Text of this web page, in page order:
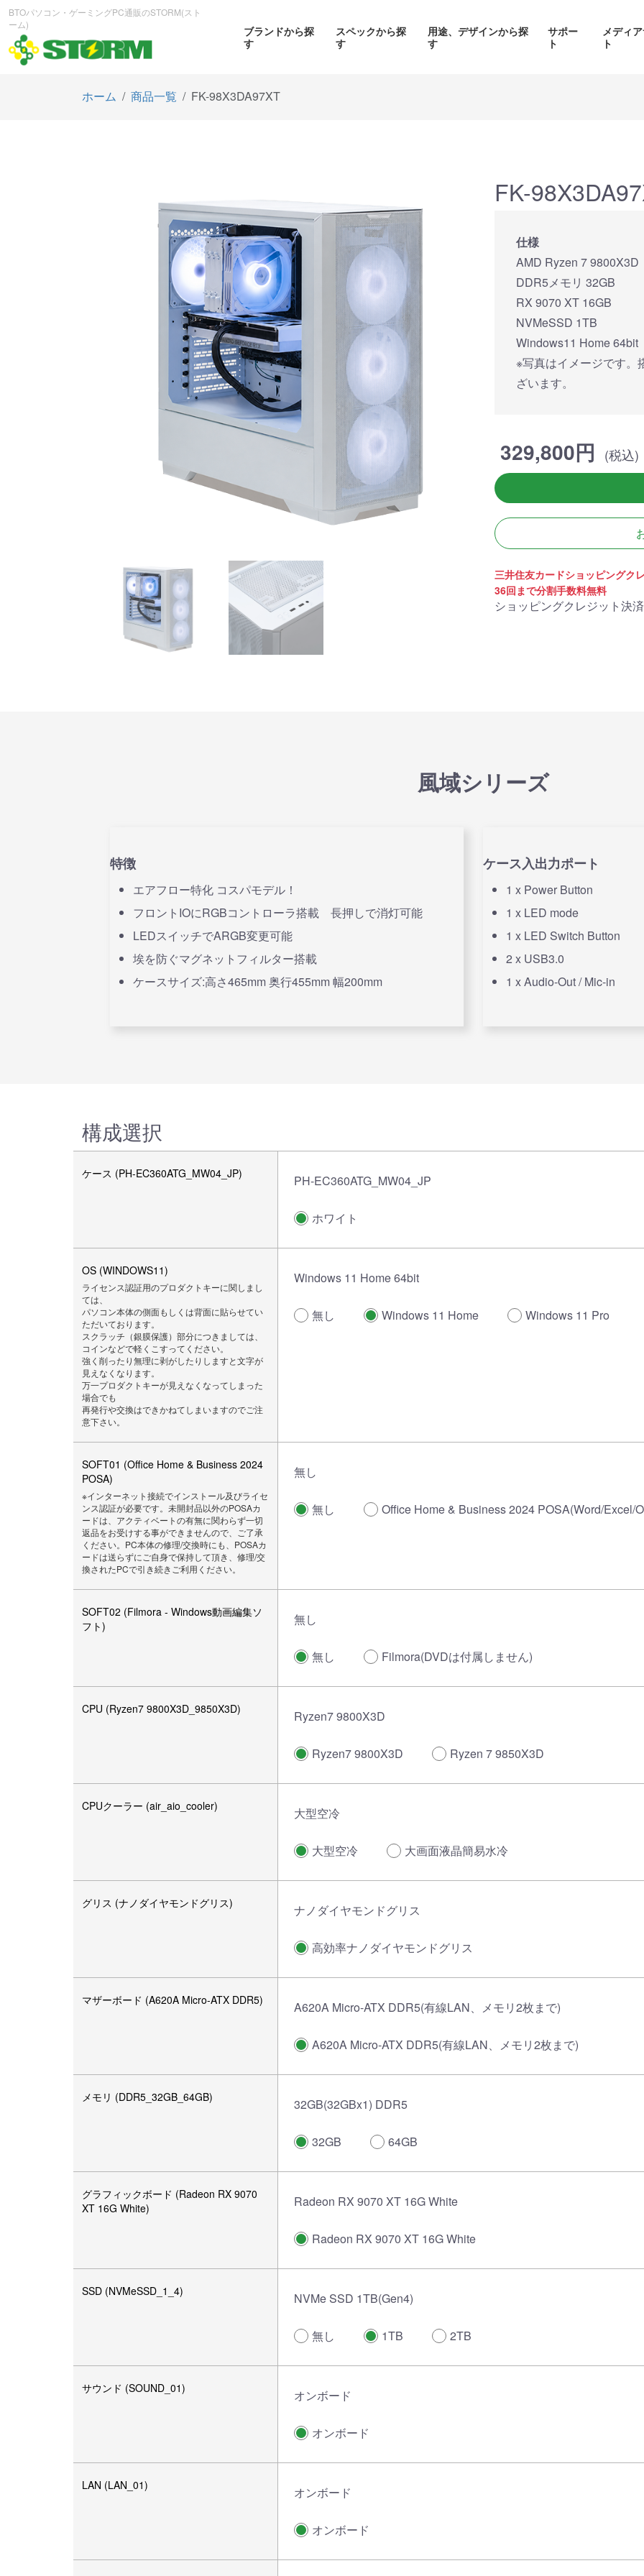
BTOパソコン・ゲーミングPC通販のSTORM(スト
ーム)
ブランドから探
す
スペックから探
す
用途、デザインから探
す
サポー
ト
メディ
ト
初心者の方、「どのPCを選
べばいいかわからない」そ
んな方にこそ選んでほし
い、エントリーモデルで
商品詳細
360mm簡易水冷と曲面
OLEDを搭載したハイエン
ドモデル。美しさと冷却性
能を兼ね備えた「流界2」
が、至高の空間を演出しま
商品詳細
270°強化ガラスに黒パーツ
水冷とラインLEDが重厚な
厳格な基準をクリ
モデル。世界をリ
MSIの最新パーツ
270°パノラマビューが魅せ
る コストパフォーマンスに
ゲーミングPC
商品をみる
大画面液晶、
曲面OLED簡易水冷搭載
PC
商品をみる
ピラーレスケース採用PC
商品を
ホーム 商品一覧 FK-98X3DA97XT
FK-
仕様
AMD Ryzen 7 9800X3D
DDR5メモリ 32GB
RX 9070 XT 16GB
NVMeSSD 1TB
Windows11 Home 64bit
※写真はイメージです。
ざいます。
329,800円 (税込)
三井住友カードショッピングク
36回まで分割手数料無料
ショッピングクレジット決
風域シリーズ
特徴
エアフロー特化 コスパモデル！
フロントIOにRGBコントローラ搭載 長押しで消灯可能
LEDスイッチでARGB変更可能
埃を防ぐマグネットフィルター搭載
ケースサイズ:高さ465mm 奥行455mm 幅200mm
ケース入出力ポート
1 x Power Button
1 x LED mode
1 x LED Switch Button
2 x USB3.0
1 x Audio-Out / Mic-in
構成選択
ケース (PH-EC360ATG_MW04_JP) PH-EC360ATG_MW04_JP
ホワイト
OS (WINDOWS11)
ライセンス認証用のプロダクトキーに関しまし
ては、
パソコン本体の側面もしくは背面に貼らせてい
ただいております。
スクラッチ（銀膜保護）部分につきましては、
コインなどで軽くこすってください。
強く削ったり無理に剥がしたりしますと文字が
見えなくなります。
万一プロダクトキーが見えなくなってしまった
場合でも
再発行や交換はできかねてしまいますのでご注
意下さい。
Windows 11 Home 64bit
無し Windows 11 Home Windows 11 Pro
SOFT01 (Office Home & Business 2024
POSA)
※インターネット接続でインストール及びライセ
ンス認証が必要です。未開封品以外のPOSAカ
ードは、アクティベートの有無に関わらず一切
返品をお受けする事ができませんので、ご了承
ください。PC本体の修理/交換時にも、POSAカ
ードは送らずにご自身で保持して頂き、修理/交
換されたPCで引き続きご利用ください。
無し
無し Office Home & Business 2024 POSA(Word/Excel/
SOFT02 (Filmora - Windows動画編集ソ
フト)
無し
無し Filmora(DVDは付属しません)
CPU (Ryzen7 9800X3D_9850X3D) Ryzen7 9800X3D
Ryzen7 9800X3D Ryzen 7 9850X3D
CPUクーラー (air_aio_cooler) 大型空冷
大型空冷 大画面液晶簡易水冷
グリス (ナノダイヤモンドグリス) ナノダイヤモンドグリス
高効率ナノダイヤモンドグリス
マザーボード (A620A Micro-ATX DDR5) A620A Micro-ATX DDR5(有線LAN、メモリ2枚まで)
A620A Micro-ATX DDR5(有線LAN、メモリ2枚まで)
メモリ (DDR5_32GB_64GB) 32GB(32GBx1) DDR5
32GB 64GB
グラフィックボード (Radeon RX 9070
XT 16G White)
Radeon RX 9070 XT 16G White
Radeon RX 9070 XT 16G White
SSD (NVMeSSD_1_4) NVMe SSD 1TB(Gen4)
無し 1TB 2TB
サウンド (SOUND_01) オンボード
オンボード
LAN (LAN_01) オンボード
オンボード